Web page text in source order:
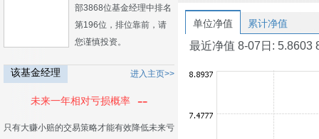
部3868位基金经理中排名
第196位，排位靠前，请
您谨慎投资。
该基金经理 进入主页>>
未来一年相对亏损概率 --
只有大赚小赔的交易策略才能有效降低未来亏
单位净值 累计净值
最近净值 8-07日: 5.8603